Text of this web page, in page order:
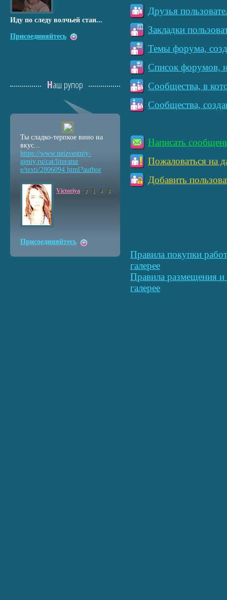
Друзья
Закладки
Темы форума,
Список форумов,
Сообщества, в
Сообщества,
Написать
Пожаловаться на
Добавить
Правила покупки
галерее
Правила размещения
галерее
Иду по следу волчьей стаи...
Присоединяйтесь
Наш рупор
Ты сладко-терпкое вино на
вкус...
https://www.neizvestniy-
geniy.ru/cat/literatur
e/texti/2806094.html?author
Victoriya 2 1 4 3
Присоединяйтесь